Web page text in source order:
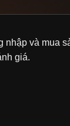
nhập và mua
giá.